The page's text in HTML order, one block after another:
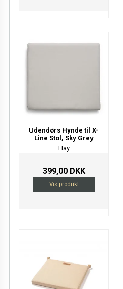
Udendørs Hynde til X-
Line Stol, Sky Grey
Hay
399,00 DKK
Vis produkt